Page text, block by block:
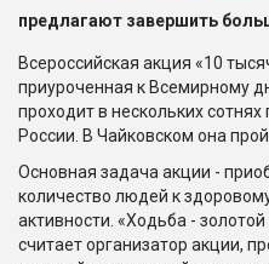
предлагают завершить
Всероссийская акция «10
приуроченная к Всемирному
проходит в нескольких
России. В Чайковском она
Основная задача акции -
количество людей к
активности. «Ходьба -
считает организатор акции,